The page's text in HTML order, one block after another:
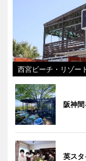
西宮ビーチ・リゾー
阪神
英ス